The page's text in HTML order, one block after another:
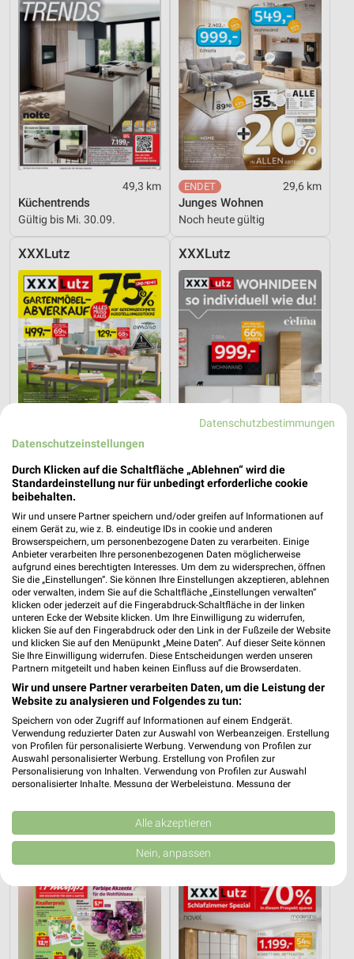
49,3 km
Küchentrends
Gültig bis Mi. 30.09.
29,6 km
Junges Wohnen
Noch heute gültig
XXXLutz
29,6 km
Gartenmöbel-Abverkauf
Gültig bis Fr. 28.08.
XXXLutz
29,6 km
Gültig bis Fr. 14.08.
Opti Wohnwelt
49,3 km
Speisen Highlight
Opti Wohnwelt
49,3 km
Traumhaft schlafen!
Gültig bis Mi. 30.09.
XXXLutz
Datenschutzbestimmungen
Datenschutzeinstellungen
Durch Klicken auf die Schaltfläche „Ablehnen“ wird die
Standardeinstellung nur für unbedingt erforderliche cookie
beibehalten.
Wir und unsere Partner speichern und/oder greifen auf Informationen auf
einem Gerät zu, wie z. B. eindeutige IDs in cookie und anderen
Browserspeichern, um personenbezogene Daten zu verarbeiten. Einige
Anbieter verarbeiten Ihre personenbezogenen Daten möglicherweise
aufgrund eines berechtigten Interesses. Um dem zu widersprechen, öffnen
Sie die „Einstellungen“. Sie können Ihre Einstellungen akzeptieren, ablehnen
oder verwalten, indem Sie auf die Schaltfläche „Einstellungen verwalten“
klicken oder jederzeit auf die Fingerabdruck-Schaltfläche in der linken
unteren Ecke der Website klicken. Um Ihre Einwilligung zu widerrufen,
klicken Sie auf den Fingerabdruck oder den Link in der Fußzeile der Website
und klicken Sie auf den Menüpunkt „Meine Daten“. Auf dieser Seite können
Sie Ihre Einwilligung widerrufen. Diese Entscheidungen werden unseren
Partnern mitgeteilt und haben keinen Einfluss auf die Browserdaten.
Wir und unsere Partner verarbeiten Daten, um die Leistung der
Website zu analysieren und Folgendes zu tun:
Speichern von oder Zugriff auf Informationen auf einem Endgerät.
Verwendung reduzierter Daten zur Auswahl von Werbeanzeigen. Erstellung
von Profilen für personalisierte Werbung. Verwendung von Profilen zur
Auswahl personalisierter Werbung. Erstellung von Profilen zur
Personalisierung von Inhalten. Verwendung von Profilen zur Auswahl
personalisierter Inhalte. Messung der Werbeleistung. Messung der
Kombinationen von Daten aus verschiedenen Quellen. Entwicklung und
Verbesserung der Angebote. Verwendung reduzierter Daten zur Auswahl
von Inhalten.
Daten können außerhalb der Europäischen Union weitergegeben und in die
Website/App.
Partnerliste anzeigen (1 IAB-Anbieter)
Wir nutzen Ihre Daten für folgende Zwecke:
IAB-Verarbeitungszwecke:
Alle akzeptieren
Nein, anpassen